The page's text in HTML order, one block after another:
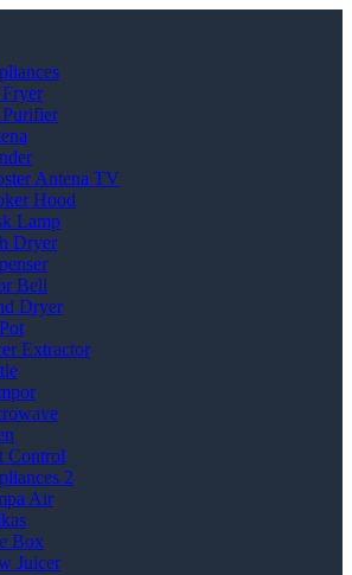
Antena TV
Hood
Lamp
Dryer
Bell
Dryer
Extractor
Control
2
Air
Box
Juicer